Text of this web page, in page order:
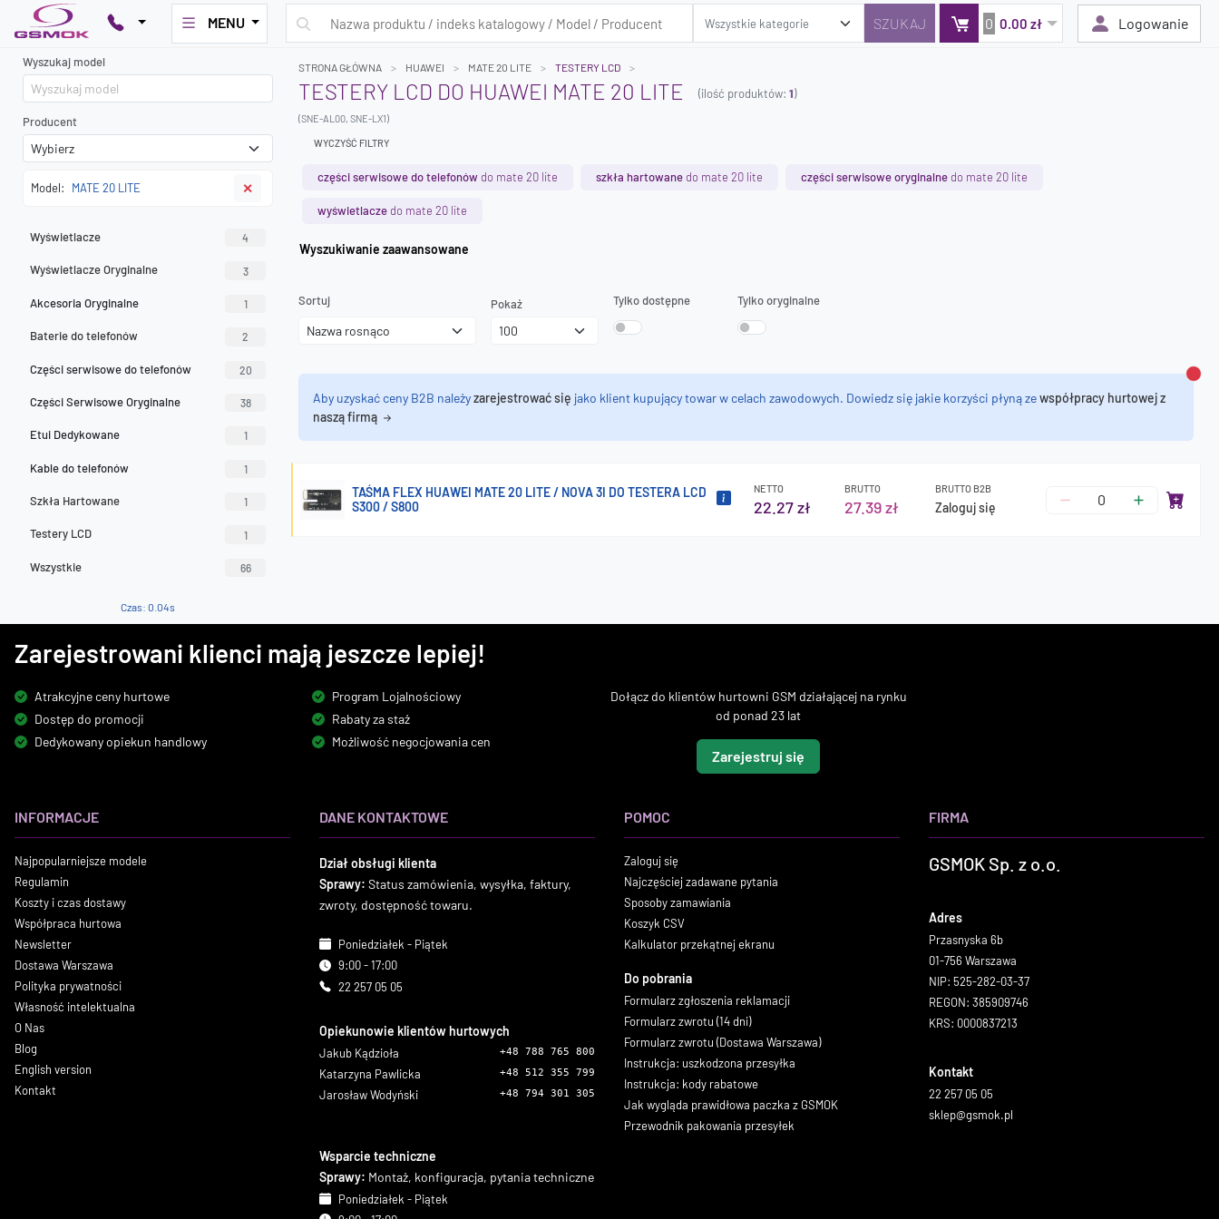
MENU 0 0.00 zł Logowanie
Wyszukaj model
Producent
Model: MATE 20 LITE ✕
Wyświetlacze 4
Wyświetlacze Oryginalne 3
Akcesoria Oryginalne 1
Baterie do telefonów 2
Części serwisowe do telefonów 20
Części Serwisowe Oryginalne 38
Etui Dedykowane 1
Kable do telefonów 1
Szkła Hartowane 1
Testery LCD 1
Wszystkie 66
Czas: 0.04s
STRONA GŁÓWNA HUAWEI MATE 20 LITE TESTERY LCD
TESTERY LCD DO HUAWEI MATE 20 LITE (ilość produktów: 1)
(SNE-AL00, SNE-LX1)
WYCZYŚĆ FILTRY
części serwisowe do telefonów do mate 20 lite szkła hartowane do mate 20 lite części serwisowe oryginalne do mate 20 lite
wyświetlacze do mate 20 lite
Wyszukiwanie zaawansowane
Sortuj Pokaż Tylko dostępne Tylko oryginalne
Aby uzyskać ceny B2B należyzarejestrować się jako klient kupujący towar w celach zawodowych. Dowiedz się jakie korzyści płyną zewspółpracy hurtowej z
naszą firmą
TAŚMA FLEX HUAWEI MATE 20 LITE / NOVA 3I DO TESTERA LCD
S300 / S800
NETTO
22.27 zł
BRUTTO
27.39 zł
BRUTTO B2B
Zaloguj się
Zarejestrowani klienci mają jeszcze lepiej!
Atrakcyjne ceny hurtowe
Dostęp do promocji
Dedykowany opiekun handlowy
Program Lojalnościowy
Rabaty za staż
Możliwość negocjowania cen
Dołącz do klientów hurtowni GSM działającej na rynku
od ponad 23 lat
Zarejestruj się
INFORMACJE
Najpopularniejsze modele
Regulamin
Koszty i czas dostawy
Współpraca hurtowa
Newsletter
Dostawa Warszawa
Polityka prywatności
Własność intelektualna
O Nas
Blog
English version
Kontakt
DANE KONTAKTOWE
Dział obsługi klienta
Sprawy: Status zamówienia, wysyłka, faktury,
zwroty, dostępność towaru.
Poniedziałek - Piątek
9:00 - 17:00
22 257 05 05
Opiekunowie klientów hurtowych
Jakub Kądzioła +48 788 765 800
Katarzyna Pawlicka +48 512 355 799
Jarosław Wodyński +48 794 301 305
Wsparcie techniczne
Sprawy: Montaż, konfiguracja, pytania techniczne
Poniedziałek - Piątek
POMOC
Zaloguj się
Najczęściej zadawane pytania
Sposoby zamawiania
Koszyk CSV
Kalkulator przekątnej ekranu
Do pobrania
Formularz zgłoszenia reklamacji
Formularz zwrotu (14 dni)
Formularz zwrotu (Dostawa Warszawa)
Instrukcja: uszkodzona przesyłka
Instrukcja: kody rabatowe
Jak wygląda prawidłowa paczka z GSMOK
Przewodnik pakowania przesyłek
FIRMA
GSMOK Sp. z o.o.
Adres
Przasnyska 6b
01-756 Warszawa
NIP: 525-282-03-37
REGON: 385909746
KRS: 0000837213
Kontakt
22 257 05 05
sklep@gsmok.pl